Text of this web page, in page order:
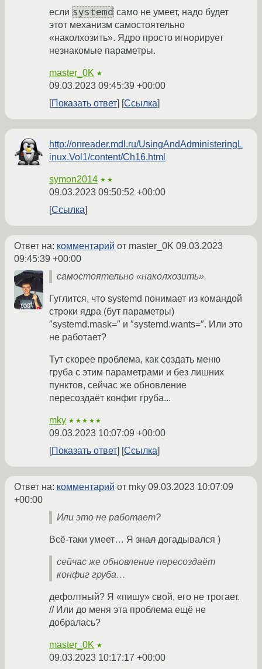
если systemd само не умеет, надо будет
этот механизм самостоятельно
«наколхозить». Ядро просто игнорирует
незнакомые параметры.
master_0K ★
09.03.2023 09:45:39 +00:00
Показать ответ
Ссылка
http://onreader.mdl.ru/UsingAndAdministeringL
inux.Vol1/content/Ch16.html
symon2014 ★★
09.03.2023 09:50:52 +00:00
Ссылка
Ответ на: комментарий от master_0K 09.03.2023
09:45:39 +00:00
самостоятельно «наколхозить».
Гуглится, что systemd понимает из командой
строки ядра (бут параметры)
″systemd.mask=″ и ″systemd.wants=″. Или это
не работает?
Тут скорее проблема, как создать меню
груба с этим параметрами и без лишних
пунктов, сейчас же обновление
пересоздаёт конфиг груба...
mky ★★★★★
09.03.2023 10:07:09 +00:00
Показать ответ
Ссылка
Ответ на: комментарий от mky 09.03.2023 10:07:09
+00:00
Или это не работает?
Всё-таки умеет… Я знал догадывался )
сейчас же обновление пересоздаёт
конфиг груба…
дефолтный? Я «пишу» свой, его не трогает.
// Или до меня эта проблема ещё не
добралась?
master_0K ★
09.03.2023 10:17:17 +00:00